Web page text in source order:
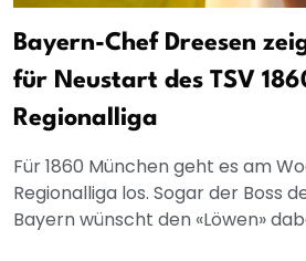
Bayern-Chef Dreesen
für Neustart des TSV
Regionalliga
Für 1860 München geht es am
Regionalliga los. Sogar der Boss
Bayern wünscht den «Löwen»